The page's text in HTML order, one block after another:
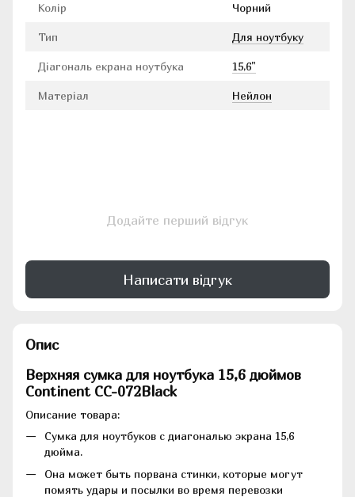
Колір Чорний
Тип Для ноутбуку
Діагональ екрана ноутбука 15,6"
Матеріал Нейлон
Додайте перший відгук
Написати відгук
Опис
Верхняя сумка для ноутбука 15,6 дюймов
Continent CC-072Black
Описание товара:
Сумка для ноутбуков с диагональю экрана 15,6
дюйма.
Она может быть порвана стинки, которые могут
помять удары и посылки во время перевозки